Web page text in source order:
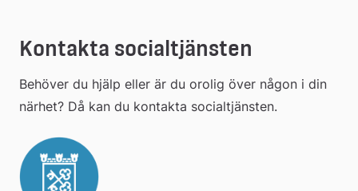
Kontakta socialtjänsten
Behöver du hjälp eller är du orolig över någon i din
närhet? Då kan du kontakta socialtjänsten.